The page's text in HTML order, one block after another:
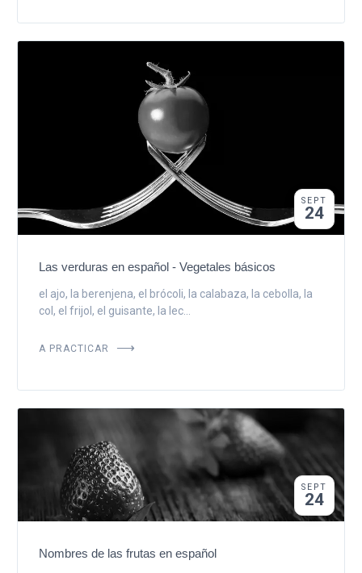
SEPT
24
Las verduras en español - Vegetales básicos
el ajo, la berenjena, el brócoli, la calabaza, la cebolla, la
col, el frijol, el guisante, la lec...
A PRACTICAR
SEPT
24
Nombres de las frutas en español